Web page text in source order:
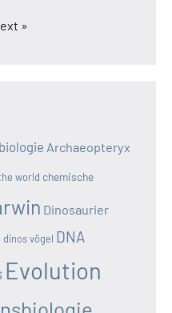
»
Archaeopteryx
world chemische
Dinosaurier
dinos vögel DNA
Evolution